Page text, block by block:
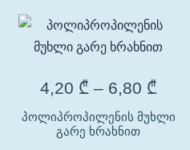
4,20 ₾ – 6,80 ₾
პოლიპროპილენის მუხლი
გარე ხრახნით